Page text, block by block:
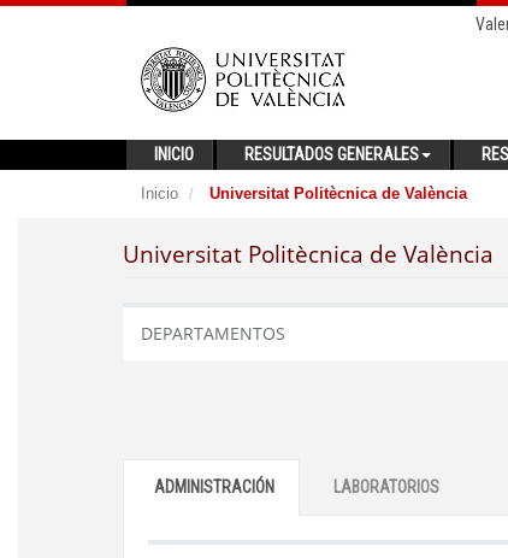
INICIO RESULTADOS GENERALES
Inicio Universitat Politècnica de València
Universitat Politècnica de València
DEPARTAMENTOS
ADMINISTRACIÓN LABORATORIOS